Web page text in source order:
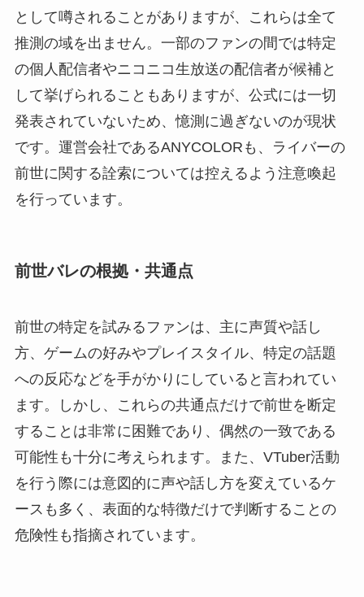
として噂されることがありますが、これらは全て
推測の域を出ません。一部のファンの間では特定
の個人配信者やニコニコ生放送の配信者が候補と
して挙げられることもありますが、公式には一切
発表されていないため、憶測に過ぎないのが現状
です。運営会社であるANYCOLORも、ライバーの
前世に関する詮索については控えるよう注意喚起
を行っています。
前世バレの根拠・共通点
前世の特定を試みるファンは、主に声質や話し
方、ゲームの好みやプレイスタイル、特定の話題
への反応などを手がかりにしていると言われてい
ます。しかし、これらの共通点だけで前世を断定
することは非常に困難であり、偶然の一致である
可能性も十分に考えられます。また、VTuber活動
を行う際には意図的に声や話し方を変えているケ
ースも多く、表面的な特徴だけで判断することの
危険性も指摘されています。